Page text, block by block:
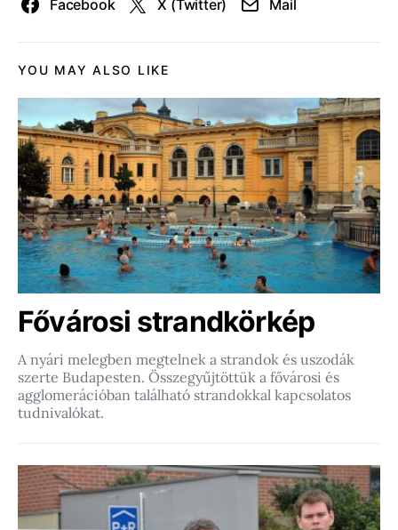
Facebook X (Twitter) Mail
YOU MAY ALSO LIKE
Fővárosi strandkörkép
A nyári melegben megtelnek a strandok és uszodák
szerte Budapesten. Összegyűjtöttük a fővárosi és
agglomerációban található strandokkal kapcsolatos
tudnivalókat.